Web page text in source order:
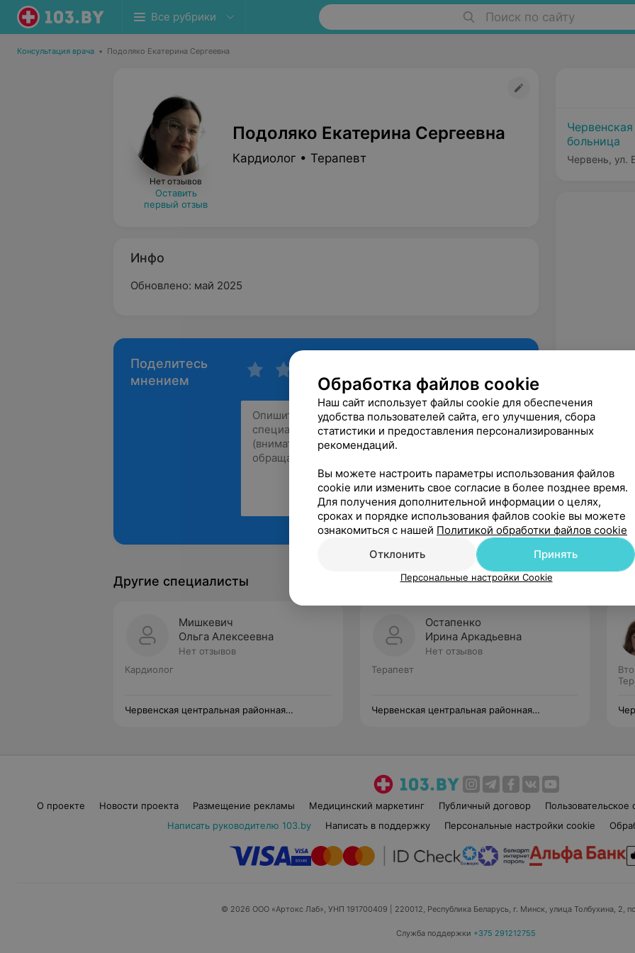
Все рубрики Поиск по сайту
Консультация врача • Подоляко Екатерина Сергеевна
Нет отзывов
Оставить
первый отзыв
Подоляко Екатерина Сергеевна
Кардиолог • Терапевт
Инфо
Обновлено: май 2025
Поделитесь
мнением
Рекомендую
больница
Червень, ул.
Другие специалисты
Мишкевич
Ольга Алексеевна
Нет отзывов
Кардиолог
Червенская центральная районная
Остапенко
Ирина Аркадьевна
Нет отзывов
Терапевт
Червенская центральная районная
О проекте Новости проекта Размещение рекламы Медицинский маркетинг Публичный договор Пользовательское
Написать руководителю 103.by
Написать в поддержку Персональные настройки cookie
© 2026 ООО «Артокс Лаб», УНП 191700409 | 220012, Республика Беларусь, г. Минск, улица Толбухина, 2,
Служба поддержки +375 291212755
Обработка файлов cookie
Наш сайт использует файлы cookie для обеспечения
удобства пользователей сайта, его улучшения, сбора
статистики и предоставления персонализированных
рекомендаций.
Вы можете настроить параметры использования файлов
cookie или изменить свое согласие в более позднее время.
Для получения дополнительной информации о целях,
сроках и порядке использования файлов cookie вы можете
ознакомиться с нашей Политикой обработки файлов cookie
Отклонить
Принять
Персональные настройки Cookie